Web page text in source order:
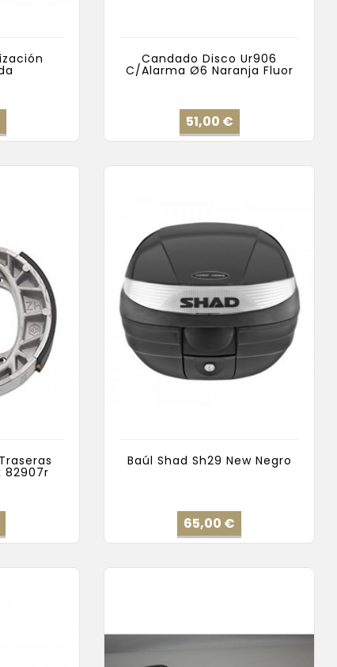
Candado Disco Ur906
C/Alarma Ø6 Naranja Fluor
51,00 €
82907r
Baúl Shad Sh29 New Negro
65,00 €